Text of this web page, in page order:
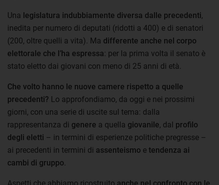
Una legislatura indubbiamente diversa dalle precedenti,
inedita per numero di deputati (ridotti a 400) e di senatori
(200, oltre quelli a vita). Ma differente anche nel corpo
elettorale che l’ha espressa: per la prima volta il senato è
stato eletto dai giovani con meno di 25 anni di età.
Che volto hanno le nuove camere rispetto a quelle
precedenti? Lo approfondiamo, da oggi e nei prossimi
giorni, con una serie di uscite sul tema: dalla
rappresentanza di genere a quella giovanile, dal profilo
degli eletti – in termini di esperienze politiche pregresse –
ai precedenti in termini di assenteismo e tendenza ai
cambi di gruppo.